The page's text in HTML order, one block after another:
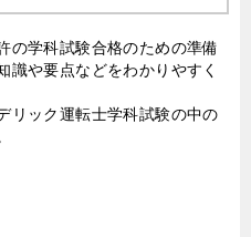
の学科試験合格のための準備
識や要点などをわかりやすく
リック運転士学科試験の中の